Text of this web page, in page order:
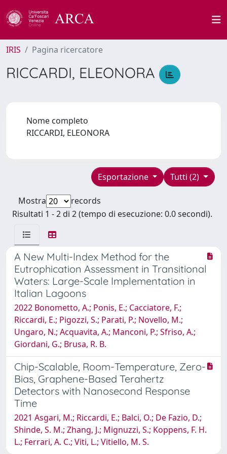
IRIS Pagina ricercatore
RICCARDI, ELEONORA
Nome completo
RICCARDI, ELEONORA
Tutti (2)
Esportazione
Mostra
records
Risultati 1 - 2 di 2 (tempo di esecuzione: 0.0 secondi).
A New Multi-Index Method for the
Eutrophication Assessment in Transitional
Waters: Large-Scale Implementation in
Italian Lagoons
2022 Bonometto, A.; Ponis, E.; Cacciatore, F.;
Riccardi, E.; Pigozzi, S.; Parati, P.; Novello, M.;
Ungaro, N.; Acquavita, A.; Manconi, P.; Sfriso, A.;
Giordani, G.; Brusa, R. B.
Chip-Scalable, Room-Temperature, Zero-
Bias, Graphene-Based Terahertz
Detectors with Nanosecond Response
Time
2021 Asgari, M.; Riccardi, E.; Balci, O.; De Fazio, D.;
Shinde, S. M.; Zhang, J.; Mignuzzi, S.; Koppens, F. H.
L.; Ferrari, A. C.; Viti, L.; Vitiello, M. S.